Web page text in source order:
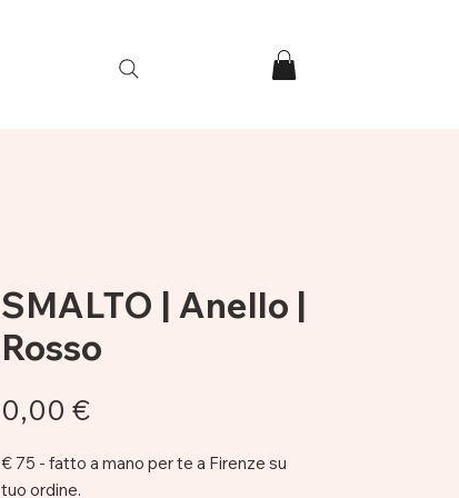
SMALTO | Anello |
Rosso
0,00 €Prezzo
€ 75 - fatto a mano per te a Firenze su
tuo ordine.